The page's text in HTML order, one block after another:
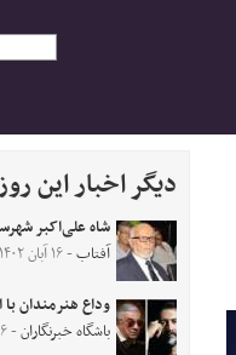
دیگر اخبار این
شاه علی‌اکبر
آفتاب- ۱۶ آبان ۱۴۰۲
وداع هنرمندان
باشگاه خبرنگاران- ۱۶ آبان ۱۴۰۲